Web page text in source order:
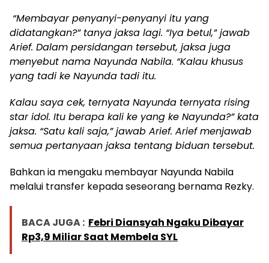
“Membayar penyanyi-penyanyi itu yang
didatangkan?” tanya jaksa lagi. “Iya betul,” jawab
Arief. Dalam persidangan tersebut, jaksa juga
menyebut nama Nayunda Nabila. “Kalau khusus
yang tadi ke Nayunda tadi itu.
Kalau saya cek, ternyata Nayunda ternyata rising
star idol. Itu berapa kali ke yang ke Nayunda?” kata
jaksa. “Satu kali saja,” jawab Arief. Arief menjawab
semua pertanyaan jaksa tentang biduan tersebut.
Bahkan ia mengaku membayar Nayunda Nabila
melalui transfer kepada seseorang bernama Rezky.
BACA JUGA : Febri Diansyah Ngaku Dibayar
Rp3,9 Miliar Saat Membela SYL